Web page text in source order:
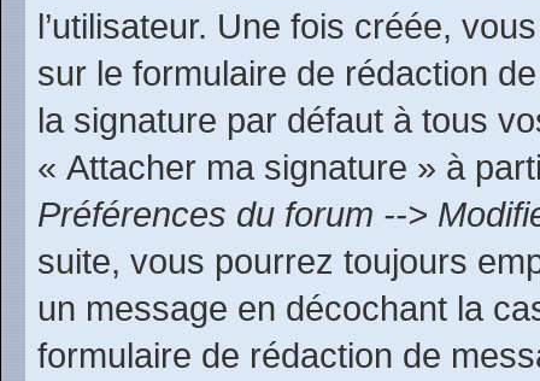
l’utilisateur. Une fois créée,
sur le formulaire de rédaction
la signature par défaut à tous
« Attacher ma signature » à
Préférences du forum -->
suite, vous pourrez toujours
un message en décochant la
formulaire de rédaction de